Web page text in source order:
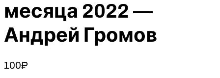
месяца 2022 —
Андрей Громов
100₽